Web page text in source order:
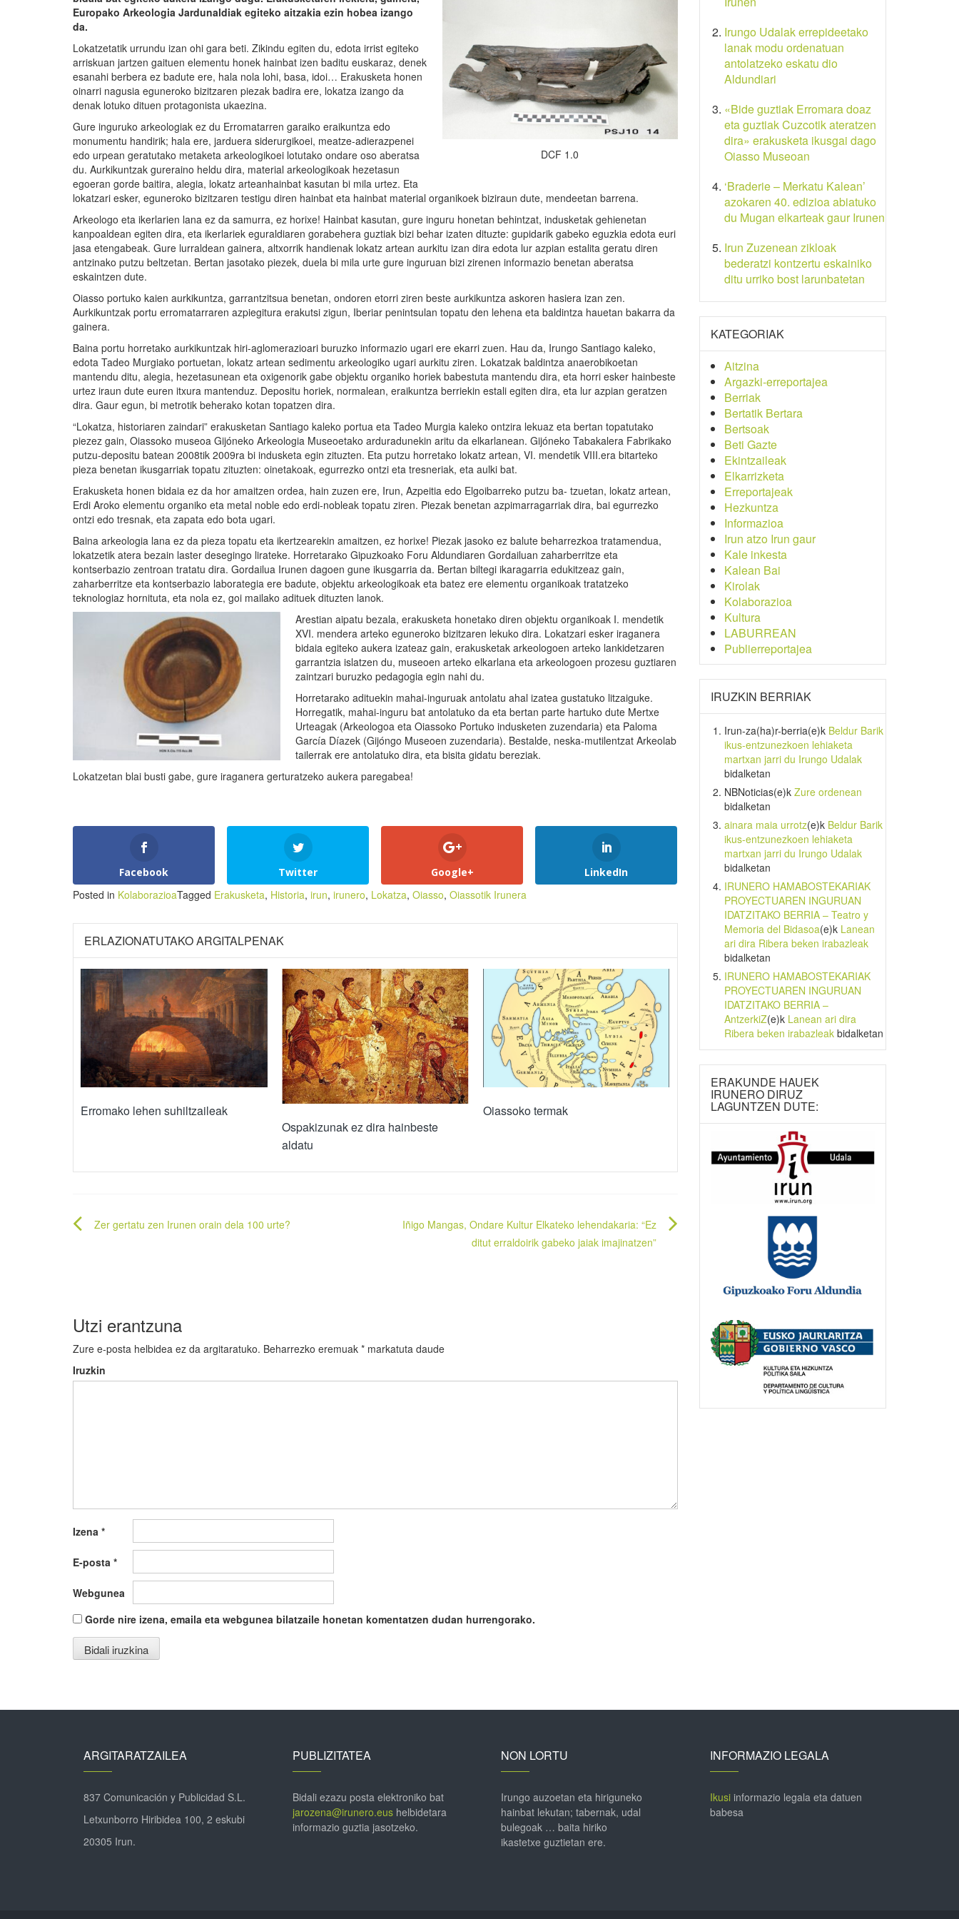
DCF 1.0
Europako Arkeologia Jardunaldiak egiteko aitzakia ezin hobea izango
da.
Lokatzetatik urrundu izan ohi gara beti. Zikindu egiten du, edota irrist egiteko
arriskuan jartzen gaituen elementu honek hainbat izen baditu euskaraz, denek
esanahi berbera ez badute ere, hala nola lohi, basa, idoi… Erakusketa honen
oinarri nagusia eguneroko bizitzaren piezak badira ere, lokatza izango da
denak lotuko dituen protagonista ukaezina.
Gure inguruko arkeologiak ez du Erromatarren garaiko eraikuntza edo
monumentu handirik; hala ere, jarduera siderurgikoei, meatze-adierazpenei
edo urpean geratutako metaketa arkeologikoei lotutako ondare oso aberatsa
du. Aurkikuntzak gureraino heldu dira, material arkeologikoak hezetasun
egoeran gorde baitira, alegia, lokatz arteanhainbat kasutan bi mila urtez. Eta
lokatzari esker, eguneroko bizitzaren testigu diren hainbat eta hainbat material organikoek biziraun dute, mendeetan barrena.
Arkeologo eta ikerlarien lana ez da samurra, ez horixe! Hainbat kasutan, gure inguru honetan behintzat, indusketak gehienetan
kanpoaldean egiten dira, eta ikerlariek eguraldiaren gorabehera guztiak bizi behar izaten dituzte: gupidarik gabeko eguzkia edota euri
jasa etengabeak. Gure lurraldean gainera, altxorrik handienak lokatz artean aurkitu izan dira edota lur azpian estalita geratu diren
antzinako putzu beltzetan. Bertan jasotako piezek, duela bi mila urte gure inguruan bizi zirenen informazio benetan aberatsa
eskaintzen dute.
Oiasso portuko kaien aurkikuntza, garrantzitsua benetan, ondoren etorri ziren beste aurkikuntza askoren hasiera izan zen.
Aurkikuntzak portu erromatarraren azpiegitura erakutsi zigun, Iberiar penintsulan topatu den lehena eta baldintza hauetan bakarra da
gainera.
Baina portu horretako aurkikuntzak hiri-aglomerazioari buruzko informazio ugari ere ekarri zuen. Hau da, Irungo Santiago kaleko,
edota Tadeo Murgiako portuetan, lokatz artean sedimentu arkeologiko ugari aurkitu ziren. Lokatzak baldintza anaerobikoetan
mantendu ditu, alegia, hezetasunean eta oxigenorik gabe objektu organiko horiek babestuta mantendu dira, eta horri esker hainbeste
urtez iraun dute euren itxura mantenduz. Depositu horiek, normalean, eraikuntza berriekin estali egiten dira, eta lur azpian geratzen
dira. Gaur egun, bi metrotik beherako kotan topatzen dira.
“Lokatza, historiaren zaindari” erakusketan Santiago kaleko portua eta Tadeo Murgia kaleko ontzira lekuaz eta bertan topatutako
piezez gain, Oiassoko museoa Gijóneko Arkeologia Museoetako arduradunekin aritu da elkarlanean. Gijóneko Tabakalera Fabrikako
putzu-depositu batean 2008tik 2009ra bi indusketa egin zituzten. Eta putzu horretako lokatz artean, VI. mendetik VIII.era bitarteko
pieza benetan ikusgarriak topatu zituzten: oinetakoak, egurrezko ontzi eta tresneriak, eta aulki bat.
Erakusketa honen bidaia ez da hor amaitzen ordea, hain zuzen ere, Irun, Azpeitia edo Elgoibarreko putzu ba- tzuetan, lokatz artean,
Erdi Aroko elementu organiko eta metal noble edo erdi-nobleak topatu ziren. Piezak benetan azpimarragarriak dira, bai egurrezko
ontzi edo tresnak, eta zapata edo bota ugari.
Baina arkeologia lana ez da pieza topatu eta ikertzearekin amaitzen, ez horixe! Piezak jasoko ez balute beharrezkoa tratamendua,
lokatzetik atera bezain laster desegingo lirateke. Horretarako Gipuzkoako Foru Aldundiaren Gordailuan zaharberritze eta
kontserbazio zentroan tratatu dira. Gordailua Irunen dagoen gune ikusgarria da. Bertan biltegi ikaragarria edukitzeaz gain,
zaharberritze eta kontserbazio laborategia ere badute, objektu arkeologikoak eta batez ere elementu organikoak tratatzeko
teknologiaz hornituta, eta nola ez, goi mailako adituek dituzten lanok.
Arestian aipatu bezala, erakusketa honetako diren objektu organikoak I. mendetik
XVI. mendera arteko eguneroko bizitzaren lekuko dira. Lokatzari esker iraganera
bidaia egiteko aukera izateaz gain, erakusketak arkeologoen arteko lankidetzaren
garrantzia islatzen du, museoen arteko elkarlana eta arkeologoen prozesu guztiaren
zaintzari buruzko pedagogia egin nahi du.
Horretarako adituekin mahai-inguruak antolatu ahal izatea gustatuko litzaiguke.
Horregatik, mahai-inguru bat antolatuko da eta bertan parte hartuko dute Mertxe
Urteagak (Arkeologoa eta Oiassoko Portuko indusketen zuzendaria) eta Paloma
García Díazek (Gijóngo Museoen zuzendaria). Bestalde, neska-mutilentzat Arkeolab
tailerrak ere antolatuko dira, eta bisita gidatu bereziak.
Lokatzetan blai busti gabe, gure iraganera gerturatzeko aukera paregabea!
Facebook Twitter Google+ LinkedIn
Posted in KolaborazioaTagged Erakusketa, Historia, irun, irunero, Lokatza, Oiasso, Oiassotik Irunera
ERLAZIONATUTAKO ARGITALPENAK
Erromako lehen suhiltzaileak
Ospakizunak ez dira hainbeste
aldatu
Oiassoko termak
Bidalketetan
Zer gertatu zen Irunen orain dela 100 urte?
Iñigo Mangas, Ondare Kultur Elkateko lehendakaria: “Ez
ditut erraldoirik gabeko jaiak imajinatzen”
Utzi erantzuna
Zure e-posta helbidea ez da argitaratuko. Beharrezko eremuak * markatuta daude
Iruzkin
Izena *
E-posta *
Webgunea
Gorde nire izena, emaila eta webgunea bilatzaile honetan komentatzen dudan hurrengorako.
Irungo Udalak errepideetako
lanak modu ordenatuan
antolatzeko eskatu dio
Aldundiari
«Bide guztiak Erromara doaz
eta guztiak Cuzcotik ateratzen
dira» erakusketa ikusgai dago
Oiasso Museoan
‘Braderie – Merkatu Kalean’
azokaren 40. edizioa abiatuko
du Mugan elkarteak gaur Irunen
Irun Zuzenean zikloak
bederatzi kontzertu eskainiko
ditu urriko bost larunbatetan
KATEGORIAK
Aitzina
Argazki-erreportajea
Berriak
Bertatik Bertara
Bertsoak
Beti Gazte
Ekintzaileak
Elkarrizketa
Erreportajeak
Hezkuntza
Informazioa
Irun atzo Irun gaur
Kale inkesta
Kalean Bai
Kirolak
Kolaborazioa
Kultura
LABURREAN
Publierreportajea
IRUZKIN BERRIAK
Irun-za(ha)r-berria(e)k Beldur Barik
ikus-entzunezkoen lehiaketa
martxan jarri du Irungo Udalak
bidalketan
NBNoticias(e)k Zure ordenean
bidalketan
ainara maia urrotz(e)k Beldur Barik
ikus-entzunezkoen lehiaketa
martxan jarri du Irungo Udalak
bidalketan
IRUNERO HAMABOSTEKARIAK
PROYECTUAREN INGURUAN
IDATZITAKO BERRIA – Teatro y
Memoria del Bidasoa(e)k Lanean
ari dira Ribera beken irabazleak
bidalketan
IRUNERO HAMABOSTEKARIAK
PROYECTUAREN INGURUAN
IDATZITAKO BERRIA –
AntzerkiZ(e)k Lanean ari dira
Ribera beken irabazleakbidalketan
ERAKUNDE HAUEK
IRUNERO DIRUZ
LAGUNTZEN DUTE:
ARGITARATZAILEA
837 Comunicación y Publicidad S.L.
Letxunborro Hiribidea 100, 2 eskubi
20305 Irun.
PUBLIZITATEA
Bidali ezazu posta elektroniko bat
jarozena@irunero.eushelbidetara
informazio guztia jasotzeko.
NON LORTU
Irungo auzoetan eta hiriguneko
hainbat lekutan; tabernak, udal
bulegoak … baita hiriko
ikastetxe guztietan ere.
INFORMAZIO LEGALA
Ikusiinformazio legala eta datuen
babesa